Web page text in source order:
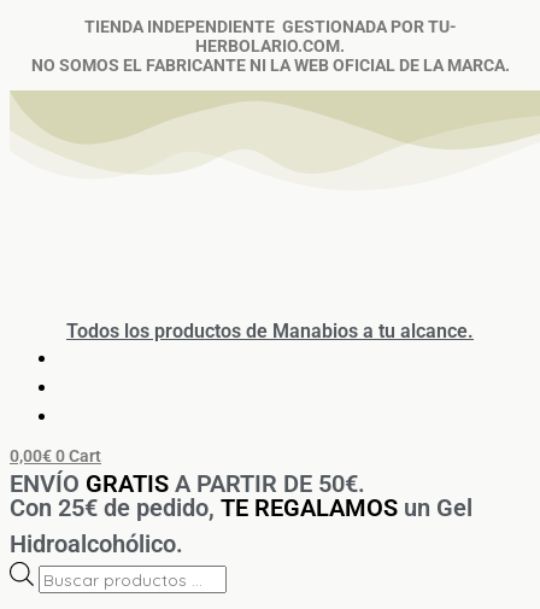
TIENDA INDEPENDIENTE GESTIONADA POR TU-
HERBOLARIO.COM.
NO SOMOS EL FABRICANTE NI LA WEB OFICIAL DE LA MARCA.
Todos los productos de Manabios a tu alcance.
0,00€0Cart
ENVÍO GRATIS A PARTIR DE 50€.
Con 25€ de pedido, TE REGALAMOS un Gel
Hidroalcohólico.
de
precios:
desde
4,20€
hasta
producto
tiene
múltiples
variantes.
Las
se
precio
era:
10,85€.
precio
actual
es:
9,85€.
de
precios:
desde
7,60€
hasta
producto
tiene
múltiples
variantes.
Las
se